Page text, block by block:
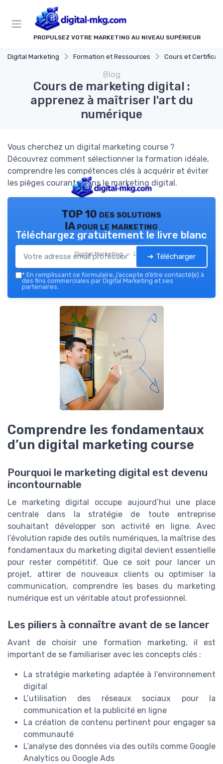
PROPULSEZ VOTRE MARKETING AU NIVEAU SUPÉRIEUR
Digital Marketing Formation et Ressources Cours et Certifications en
Blog
Cours de marketing digital :
apprenez à maîtriser l'art du
numérique
Vous cherchez un digital marketing course ?
Découvrez comment sélectionner la formation idéale,
comprendre les compétences clés à acquérir et éviter
les pièges courants dans le marketing digital.
TOP 10 des solutions
IA pour le marketing
Digital Marketing — 2026
Téléchargez gratuitement le livre blanc
➔ Télécharger
* En remplissant ce formulaire, j’accepte d’être contacté(e) à
des fins commerciales par Digital Marketing et ses
partenaires.
Comprendre les fondamentaux
d’un digital marketing course
Pourquoi le marketing digital est devenu
incontournable
Le marketing digital occupe aujourd’hui une place
centrale dans la stratégie de toute entreprise
souhaitant développer son activité en ligne. Avec
l’évolution rapide des outils numériques, la maîtrise des
fondamentaux du marketing digital devient essentielle
pour rester compétitif. Que ce soit pour lancer un
projet, attirer de nouveaux clients ou optimiser la
communication, comprendre les bases du marketing
numérique est un véritable atout professionnel.
Les piliers à connaître avant de se lancer
Avant de choisir une formation marketing, il est
important de se familiariser avec les concepts clés :
La stratégie marketing adaptée à l’environnement
digital
L’utilisation des réseaux sociaux pour la
communication et la publicité en ligne
La création de contenu pertinent pour engager sa
communauté
L’analyse des données via des outils comme Google
Analytics ou Google Ads
Panneau de gestion des cookies